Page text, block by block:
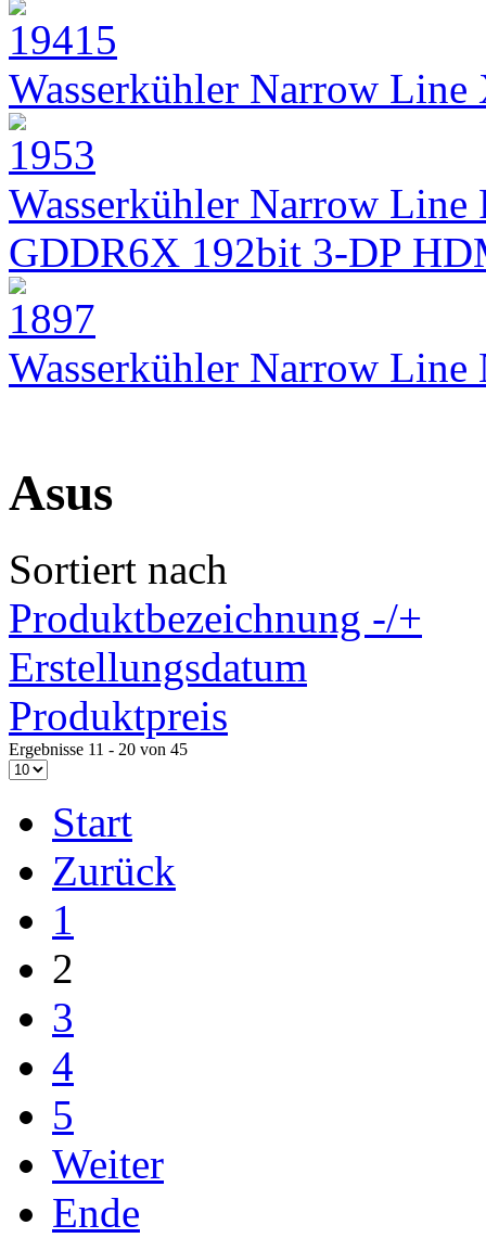
Wasserkühler Narrow
Wasserkühler Narrow Line
GDDR6X 192bit 3-DP
Wasserkühler Narrow
Asus
Sortiert nach
Produktbezeichnung -/+
Erstellungsdatum
Produktpreis
Ergebnisse 11 - 20 von 45
Start
Zurück
1
2
3
4
5
Weiter
Ende